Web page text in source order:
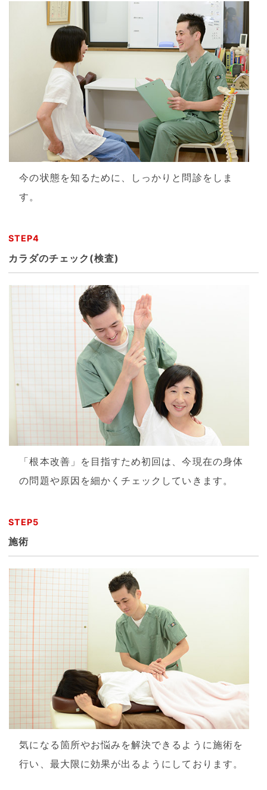
今の状態を知るために、しっかりと問診をしま
す。
STEP4
カラダのチェック(検査)
「根本改善」を目指すため初回は、今現在の身体
の問題や原因を細かくチェックしていきます。
STEP5
施術
気になる箇所やお悩みを解決できるように施術を
行い、最大限に効果が出るようにしております。